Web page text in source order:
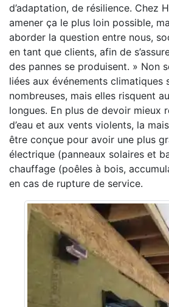
d’adaptation, de résilience. Chez
amener ça le plus loin possible,
aborder la question entre nous,
en tant que clients, afin de
des pannes se produisent. » Non
liées aux événements climatiques
nombreuses, mais elles risquent
longues. En plus de devoir mieux
d’eau et aux vents violents, la
être conçue pour avoir une plus
électrique (panneaux solaires et
chauffage (poêles à bois,
en cas de rupture de service.